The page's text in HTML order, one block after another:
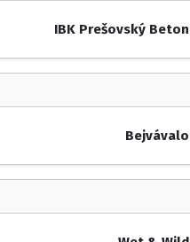
IBK Prešovský Beton
Bejvávalo